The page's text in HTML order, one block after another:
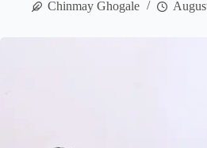
Chinmay Ghogale